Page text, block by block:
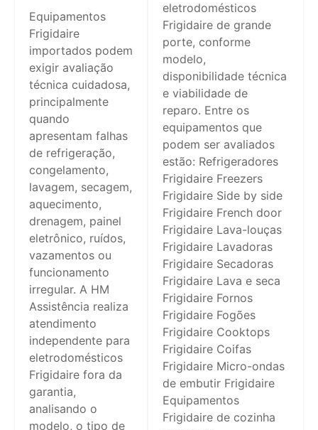
Equipamentos
Frigidaire
importados podem
exigir avaliação
técnica cuidadosa,
principalmente
quando
apresentam falhas
de refrigeração,
congelamento,
lavagem, secagem,
aquecimento,
drenagem, painel
eletrônico, ruídos,
vazamentos ou
funcionamento
irregular. A HM
Assistência realiza
atendimento
independente para
eletrodomésticos
Frigidaire fora da
garantia,
analisando o
modelo, o tipo de
eletrodomésticos
Frigidaire de grande
porte, conforme
modelo,
disponibilidade técnica
e viabilidade de
reparo. Entre os
equipamentos que
podem ser avaliados
estão: Refrigeradores
Frigidaire Freezers
Frigidaire Side by side
Frigidaire French door
Frigidaire Lava-louças
Frigidaire Lavadoras
Frigidaire Secadoras
Frigidaire Lava e seca
Frigidaire Fornos
Frigidaire Fogões
Frigidaire Cooktops
Frigidaire Coifas
Frigidaire Micro-ondas
de embutir Frigidaire
Equipamentos
Frigidaire de cozinha